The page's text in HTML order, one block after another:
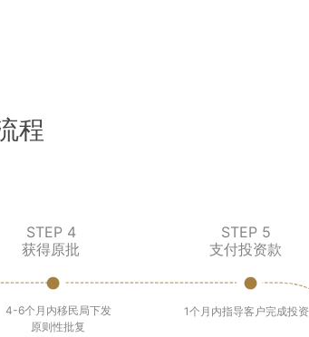
程
STEP 4
获得原批
STEP 5
支付投资款
4-6个月内移民局下发
原则性批复
1个月内指导客户完成投资